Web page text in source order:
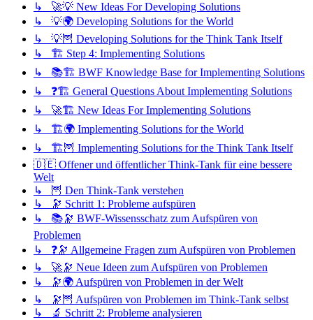
↳ 🚀💡 New Ideas For Developing Solutions
↳ 💡🌍 Developing Solutions for the World
↳ 💡🦉 Developing Solutions for the Think Tank Itself
↳ 🏗️ Step 4: Implementing Solutions
↳ 📚🏗️ BWF Knowledge Base for Implementing Solutions
↳ ❓🏗️ General Questions About Implementing Solutions
↳ 🚀🏗️ New Ideas For Implementing Solutions
↳ 🏗️🌍 Implementing Solutions for the World
↳ 🏗️🦉 Implementing Solutions for the Think Tank Itself
🇩🇪 Offener und öffentlicher Think-Tank für eine bessere
Welt
↳ 🦉 Den Think-Tank verstehen
↳ 🔭 Schritt 1: Probleme aufspüren
↳ 📚🔭 BWF-Wissensschatz zum Aufspüren von
Problemen
↳ ❓🔭 Allgemeine Fragen zum Aufspüren von Problemen
↳ 🚀🔭 Neue Ideen zum Aufspüren von Problemen
↳ 🔭🌍 Aufspüren von Problemen in der Welt
↳ 🔭🦉 Aufspüren von Problemen im Think-Tank selbst
↳ 🔬 Schritt 2: Probleme analysieren